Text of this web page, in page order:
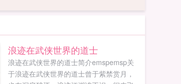
浪迹在武侠世界的道士
浪迹在武侠世界的道士简介emspemsp关
于浪迹在武侠世界的道士曾于紫禁赏月，